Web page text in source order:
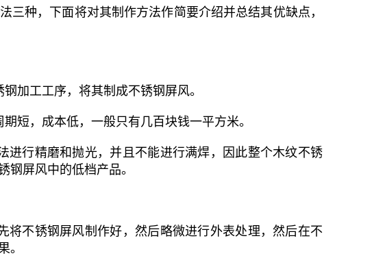
三种，下面将对其制作方法作简要介绍并总结其优缺点，
加工工序，将其制成不锈钢屏风。
短，成本低，一般只有几百块钱一平方米。
进行精磨和抛光，并且不能进行满焊，因此整个木纹不锈
钢屏风中的低档产品。
将不锈钢屏风制作好，然后略微进行外表处理，然后在不
。